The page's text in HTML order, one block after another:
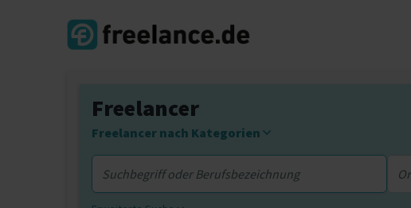
Freelancer
Freelancer nach Kategorien